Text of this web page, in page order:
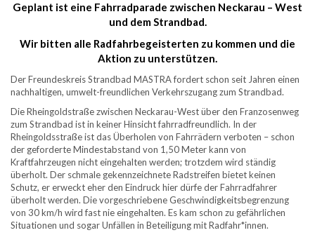
Geplant ist eine Fahrradparade zwischen Neckarau – West
und dem Strandbad.
Wir bitten alle Radfahrbegeisterten zu kommen und die
Aktion zu unterstützen.
Der Freundeskreis Strandbad MASTRA fordert schon seit Jahren einen
nachhaltigen, umwelt-freundlichen Verkehrszugang zum Strandbad.
Die Rheingoldstraße zwischen Neckarau-West über den Franzosenweg
zum Strandbad ist in keiner Hinsicht fahrradfreundlich. In der
Rheingoldsstraße ist das Überholen von Fahrrädern verboten – schon
der geforderte Mindestabstand von 1,50 Meter kann von
Kraftfahrzeugen nicht eingehalten werden; trotzdem wird ständig
überholt. Der schmale gekennzeichnete Radstreifen bietet keinen
Schutz, er erweckt eher den Eindruck hier dürfe der Fahrradfahrer
überholt werden. Die vorgeschriebene Geschwindigkeitsbegrenzung
von 30 km/h wird fast nie eingehalten. Es kam schon zu gefährlichen
Situationen und sogar Unfällen in Beteiligung mit Radfahr*innen.